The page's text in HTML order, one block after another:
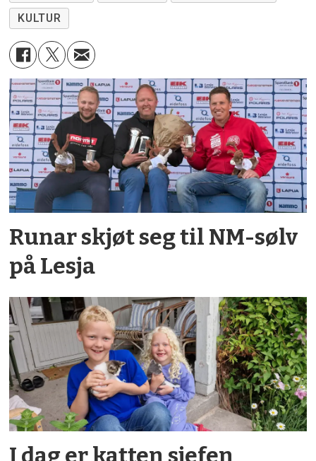
KULTUR
Runar skjøt seg til NM-sølv
på Lesja
I dag er katten sjefen